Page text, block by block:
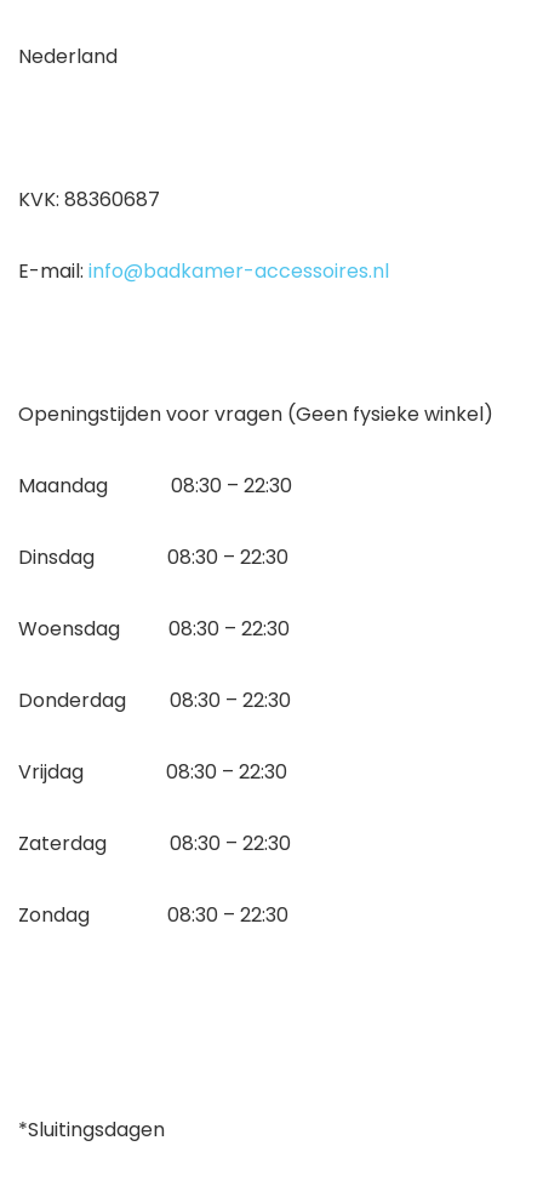
Nederland
KVK: 88360687
E-mail: info@badkamer-accessoires.nl
Openingstijden voor vragen (Geen fysieke winkel)
Maandag 08:30 – 22:30
Dinsdag 08:30 – 22:30
Woensdag 08:30 – 22:30
Donderdag 08:30 – 22:30
Vrijdag 08:30 – 22:30
Zaterdag 08:30 – 22:30
Zondag 08:30 – 22:30
*Sluitingsdagen